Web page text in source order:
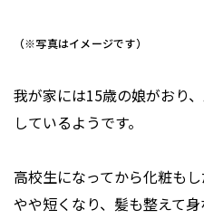
（※写真はイメージです）
我が家には15歳の娘がおり
しているようです。
高校生になってから化粧も
やや短くなり、髪も整えて